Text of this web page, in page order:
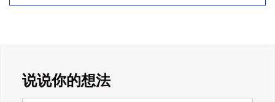
广东雄进｜教师节到了，祝节日健康
快乐!天下老师们身体健康!
说说你的想法